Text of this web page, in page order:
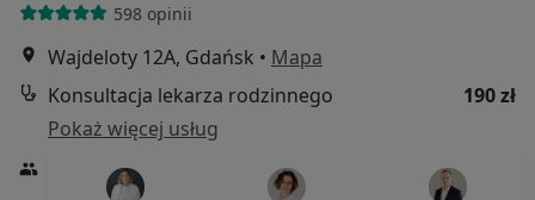
598 opinii
Wajdeloty 12A, Gdańsk • Mapa
Konsultacja lekarza rodzinnego
190 zł
Pokaż więcej usług